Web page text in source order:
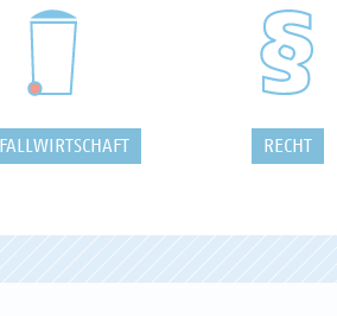
RECHT